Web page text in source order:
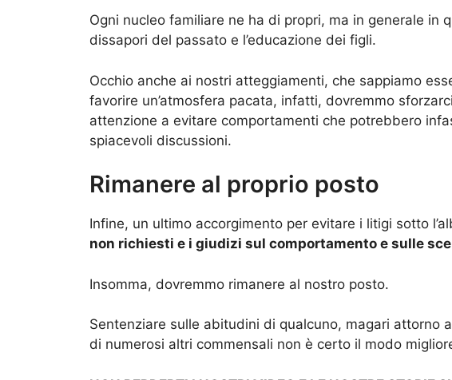
Ogni nucleo familiare ne ha di propri, ma in generale in
dissapori del passato e l’educazione dei figli.
Occhio anche ai nostri atteggiamenti, che sappiamo
favorire un’atmosfera pacata, infatti, dovremmo
attenzione a evitare comportamenti che potrebbero
spiacevoli discussioni.
Rimanere al proprio posto
Infine, un ultimo accorgimento per evitare i litigi sotto
non richiesti e i giudizi sul comportamento e sulle
Insomma, dovremmo rimanere al nostro posto.
Sentenziare sulle abitudini di qualcuno, magari attorno
di numerosi altri commensali non è certo il modo